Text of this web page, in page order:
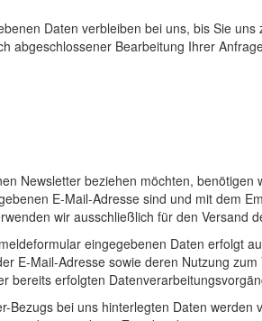
Daten verbleiben bei uns, bis Sie
abgeschlossener Bearbeitung Ihrer
Newsletter beziehen möchten,
E-Mail-Adresse sind und mit dem
wir ausschließlich für den
eingegebenen Daten erfolgt
E-Mail-Adresse sowie deren Nutzung
bereits erfolgten
Bezugs bei uns hinterlegten Daten